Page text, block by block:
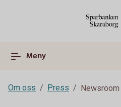
Meny
Om oss Press Newsroom